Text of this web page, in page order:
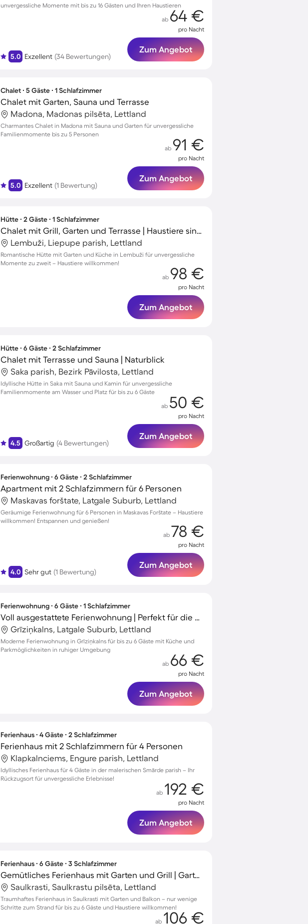
unvergessliche Momente mit bis zu 16 Gästen und Ihren Haustieren
5.0 Exzellent (34 Bewertungen)
ab 64 €
pro Nacht
Zum Angebot
Chalet ∙ 5 Gäste ∙ 1 Schlafzimmer
Chalet mit Garten, Sauna und Terrasse
Madona, Madonas pilsēta, Lettland
Charmantes Chalet in Madona mit Sauna und Garten für unvergessliche
Familienmomente bis zu 5 Personen
5.0 Exzellent (1 Bewertung)
ab 91 €
pro Nacht
Zum Angebot
Hütte ∙ 2 Gäste ∙ 1 Schlafzimmer
Chalet mit Grill, Garten und Terrasse | Haustiere sind willkommen
Lembuži, Liepupe parish, Lettland
Romantische Hütte mit Garten und Küche in Lembuži für unvergessliche
Momente zu zweit – Haustiere willkommen!
ab 98 €
pro Nacht
Zum Angebot
Hütte ∙ 6 Gäste ∙ 2 Schlafzimmer
Chalet mit Terrasse und Sauna | Naturblick
Saka parish, Bezirk Pāvilosta, Lettland
Idyllische Hütte in Saka mit Sauna und Kamin für unvergessliche
Familienmomente am Wasser und Platz für bis zu 6 Gäste
4.5 Großartig (4 Bewertungen)
ab 50 €
pro Nacht
Zum Angebot
Ferienwohnung ∙ 6 Gäste ∙ 2 Schlafzimmer
Apartment mit 2 Schlafzimmern für 6 Personen
Maskavas forštate, Latgale Suburb, Lettland
Geräumige Ferienwohnung für 6 Personen in Maskavas Forštate – Haustiere
willkommen! Entspannen und genießen!
4.0 Sehr gut (1 Bewertung)
ab 78 €
pro Nacht
Zum Angebot
Ferienwohnung ∙ 6 Gäste ∙ 1 Schlafzimmer
Voll ausgestattete Ferienwohnung | Perfekt für die Arbeit von Zuhause
Grīziņkalns, Latgale Suburb, Lettland
Moderne Ferienwohnung in Grīziņkalns für bis zu 6 Gäste mit Küche und
Parkmöglichkeiten in ruhiger Umgebung
ab 66 €
pro Nacht
Zum Angebot
Ferienhaus ∙ 4 Gäste ∙ 2 Schlafzimmer
Ferienhaus mit 2 Schlafzimmern für 4 Personen
Klapkalnciems, Engure parish, Lettland
Idyllisches Ferienhaus für 4 Gäste in der malerischen Smārde parish – Ihr
Rückzugsort für unvergessliche Erlebnisse!
ab 192 €
pro Nacht
Zum Angebot
Ferienhaus ∙ 6 Gäste ∙ 3 Schlafzimmer
Gemütliches Ferienhaus mit Garten und Grill | Gartenblick | Haustierfreundlich
Saulkrasti, Saulkrastu pilsēta, Lettland
Traumhaftes Ferienhaus in Saulkrasti mit Garten und Balkon – nur wenige
Schritte zum Strand für bis zu 6 Gäste und Haustiere willkommen!
ab 106 €